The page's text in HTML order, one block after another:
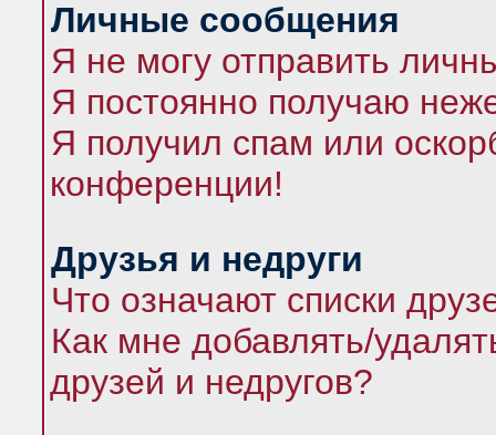
Личные сообщения
Я не могу отправить
Я постоянно получаю
Я получил спам или
конференции!
Друзья и недруги
Что означают списки
Как мне добавлять/
друзей и недругов?